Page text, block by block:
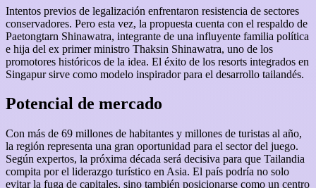
Intentos previos de legalización enfrentaron resistencia de sectores
conservadores. Pero esta vez, la propuesta cuenta con el respaldo de
Paetongtarn Shinawatra, integrante de una influyente familia política
e hija del ex primer ministro Thaksin Shinawatra, uno de los
promotores históricos de la idea. El éxito de los resorts integrados en
Singapur sirve como modelo inspirador para el desarrollo tailandés.
Potencial de mercado
Con más de 69 millones de habitantes y millones de turistas al año,
la región representa una gran oportunidad para el sector del juego.
Según expertos, la próxima década será decisiva para que Tailandia
compita por el liderazgo turístico en Asia. El país podría no solo
evitar la fuga de capitales, sino también posicionarse como un centro